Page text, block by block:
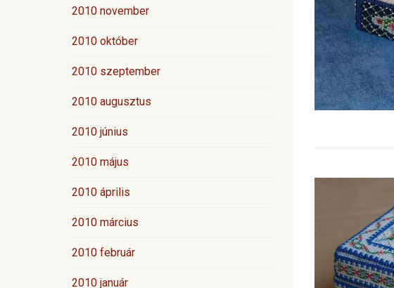
2010 november
2010 október
2010 szeptember
2010 augusztus
2010 június
2010 május
2010 április
2010 március
2010 február
2010 január